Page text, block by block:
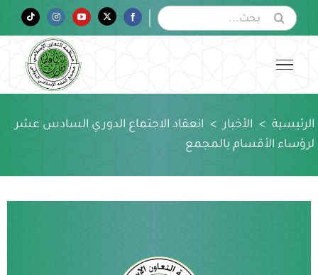
البحث
عن:
Facebook
Twitter
YouTube
Instagram
Tiktok
الرئيسية > الأخبار > انعقاد الاجتماع الدوري السادس عشر
لرؤساء الأقسام بالمجمع